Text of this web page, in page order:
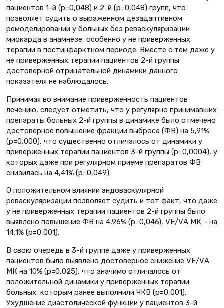
пациентов 1-й (р=0,048) и 2-й (р=0,048) групп, что
позволяет судить о выраженном дезадаптивном
ремоделировании у больных без реваскуляризации
миокарда в анамнезе, особенно у не приверженных
терапии в постинфарктном периоде. Вместе с тем даже у
не приверженных терапии пациентов 2-й группы
достоверной отрицательной динамики данного
показателя не наблюдалось.
Принимая во внимание приверженность пациентов
лечению, следует отметить, что у регулярно принимавших
препараты больных 2-й группы в динамике было отмечено
достоверное повышение фракции выброса (ФВ) на 5,91%
(р=0,000), что существенно отличалось от динамики у
приверженных терапии пациентов 3-й группы (р=0,0004), у
которых даже при регулярном приеме препаратов ФВ
снизилась на 4,41% (р=0,049).
О положительном влиянии эндоваскулярной
реваскуляризации позволяет судить и тот факт, что даже
у не приверженных терапии пациентов 2-й группы было
выявлено повышение ФВ на 4,96% (р=0,046), VЕ/VА МК – на
14,1% (р=0,001).
В свою очередь в 3-й группе даже у приверженных
пациентов было выявлено достоверное снижение VЕ/VА
МК на 10% (р=0,025), что значимо отличалось от
положительной динамики у приверженных терапии
больных, которым ранее выполнили ЧКВ (р=0,001).
Ухудшение диастолической функции у пациентов 3-й